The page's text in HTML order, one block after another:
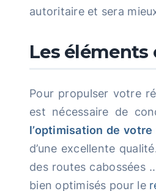
autoritaire et sera
Les éléments
Pour propulser votre
est nécessaire de
l’optimisation de
d’une excellente
des routes cabossées
bien optimisés pour le